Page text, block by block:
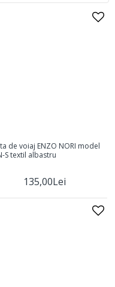
de voiaj ENZO NORI model
S textil albastru
135,00Lei